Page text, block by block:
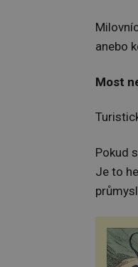
anebo
Most
Pokud
Je to